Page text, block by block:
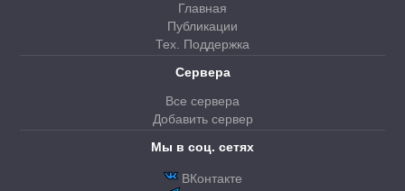
Главная
Публикации
Тех. Поддержка
Сервера
Все сервера
Добавить сервер
Мы в соц. сетях
ВКонтакте